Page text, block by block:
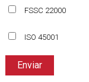
FSSC 22000
ISO 45001
Enviar